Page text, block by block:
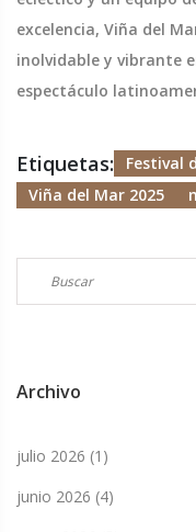
excelencia, Viña del
inolvidable y vibrante
espectáculo
Etiquetas: Festival
Viña del Mar 2025
Archivo
julio 2026 (1)
junio 2026 (4)